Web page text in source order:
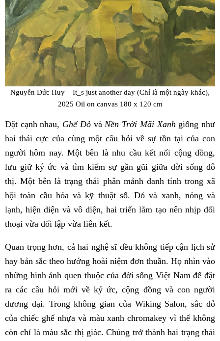
Nguyễn Đức Huy – It_s just another day (Chỉ là một ngày khác),
2025 Oil on canvas 180 x 120 cm
Đặt cạnh nhau, Ghế ĐỏvàNền Trời Mãi Xanh giống như
hai thái cực của cùng một câu hỏi về sự tồn tại của con
người hôm nay. Một bên là nhu cầu kết nối cộng đồng,
lưu giữ ký ức và tìm kiếm sự gần gũi giữa đời sống đô
thị. Một bên là trạng thái phân mảnh danh tính trong xã
hội toàn cầu hóa và kỹ thuật số. Đỏ và xanh, nóng và
lạnh, hiện diện và vô diện, hai triển lãm tạo nên nhịp đối
thoại vừa đối lập vừa liên kết.
Quan trọng hơn, cả hai nghệ sĩ đều không tiếp cận lịch sử
hay bản sắc theo hướng hoài niệm đơn thuần. Họ nhìn vào
những hình ảnh quen thuộc của đời sống Việt Nam để đặt
ra các câu hỏi mới về ký ức, cộng đồng và con người
đương đại. Trong không gian của Wiking Salon, sắc đỏ
của chiếc ghế nhựa và màu xanh chromakey vì thế không
còn chỉ là màu sắc thị giác. Chúng trở thành hai trạng thái